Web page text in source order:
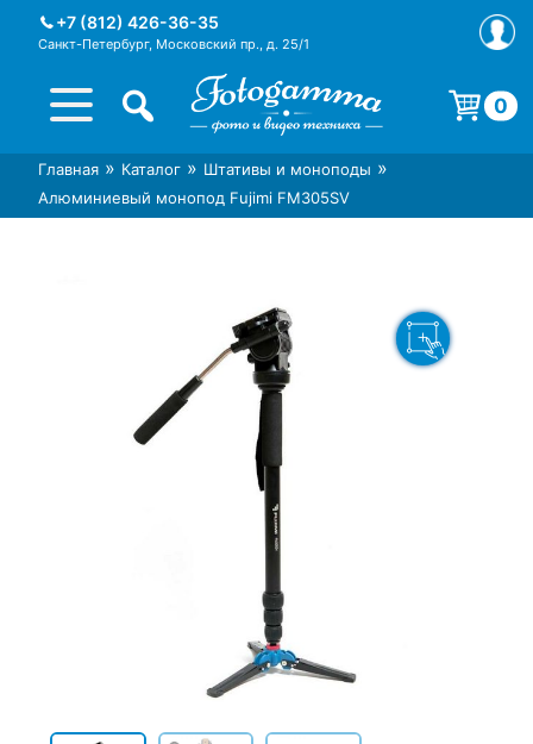
+7 (812) 426-36-35
Санкт-Петербург, Московский пр., д. 25/1
Интернет-магазин фототехники
Foto-Gamma в СПб
Магазин фотоаксессуаров foto-
gamma.ru
0
Корзина пуста.
Главная » Каталог » Штативы и моноподы »
Алюминиевый монопод Fujimi FM305SV